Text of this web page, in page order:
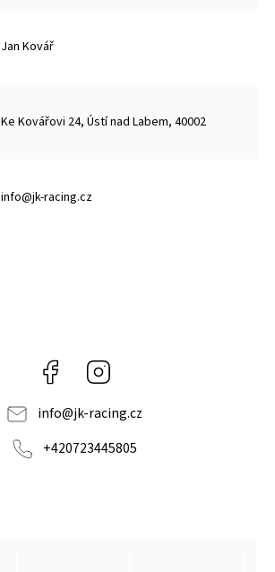
Jan Kovář
Ke Kovářovi 24, Ústí nad Labem, 40002
info@jk-racing.cz
Facebook
info@jk-racing.cz
+420723445805